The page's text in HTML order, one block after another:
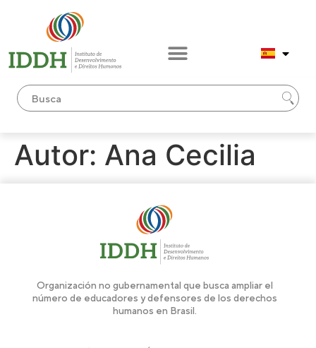
Autor: Ana Cecilia
Organización no gubernamental que busca ampliar el
número de educadores y defensores de los derechos
humanos en Brasil.